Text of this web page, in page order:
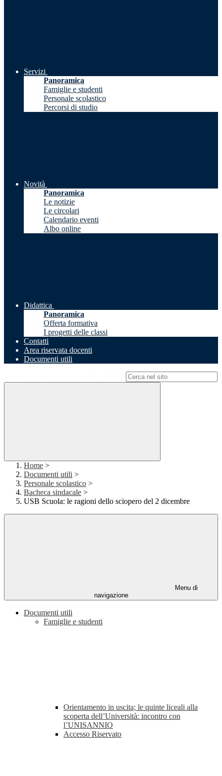
Servizi
Panoramica
Famiglie e studenti
Personale scolastico
Percorsi di studio
Novità
Panoramica
Le notizie
Le circolari
Calendario eventi
Albo online
Didattica
Panoramica
Offerta formativa
I progetti delle classi
Contatti
Area riservata docenti
Documenti utili
Home >
Documenti utili >
Personale scolastico >
Bacheca sindacale >
USB Scuola: le ragioni dello sciopero del 2 dicembre
Menu di
navigazione
Documenti utili
Famiglie e studenti
Orientamento in uscita; le quinte liceali alla
scoperta dell’Università: incontro con
l’UNISANNIO
Accesso Riservato